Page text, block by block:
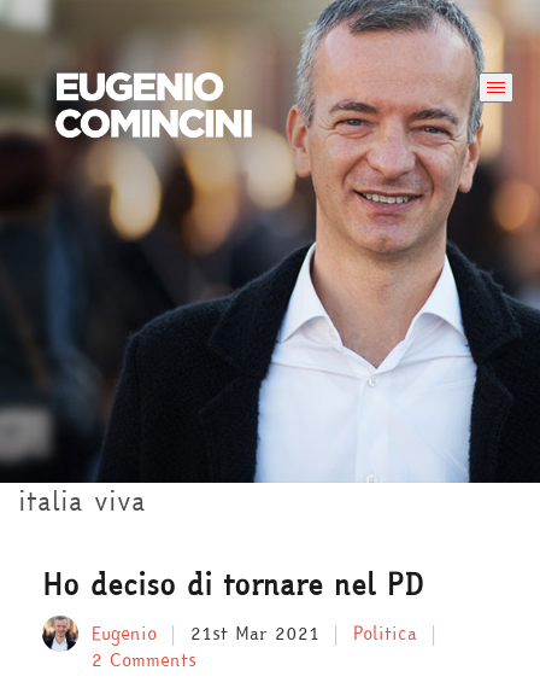
italia viva
Ho deciso di tornare nel PD
Eugenio 21st Mar 2021
Politica
2 Comments